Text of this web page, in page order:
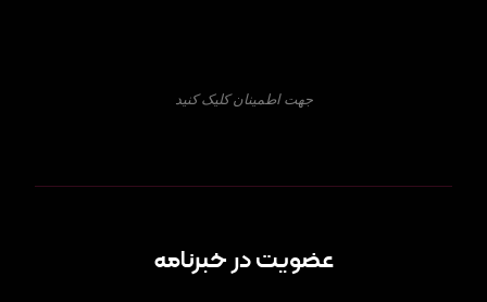
جهت اطمینان کلیک کنید
عضویت در خبرنامه